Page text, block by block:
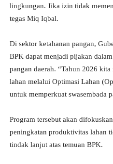
lingkungan. Jika izin tidak
tegas Miq Iqbal.
Di sektor ketahanan pangan,
BPK dapat menjadi pijakan
pangan daerah. “Tahun 2026
lahan melalui Optimasi Lahan
untuk memperkuat swasembada
Program tersebut akan
peningkatan produktivitas lahan
tindak lanjut atas temuan BPK.